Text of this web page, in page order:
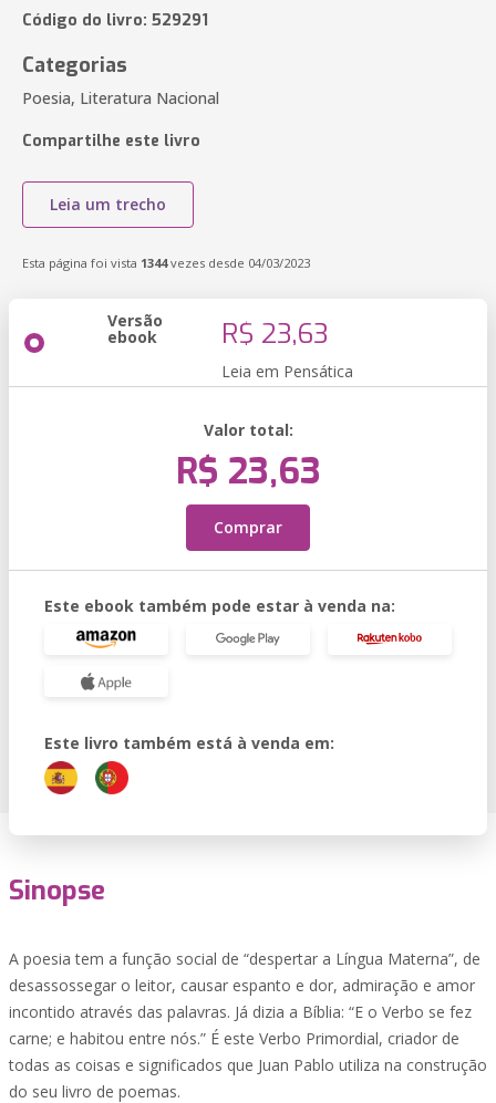
Código do livro: 529291
Categorias
Poesia, Literatura Nacional
Compartilhe este livro
Leia um trecho
Esta página foi vista 1344vezes desde 04/03/2023
Versão
ebook R$ 23,63
Leia em Pensática
Valor total:
R$ 23,63
Comprar
Este ebook também pode estar à venda na:
Este livro também está à venda em:
Sinopse
A poesia tem a função social de “despertar a Língua Materna”, de
desassossegar o leitor, causar espanto e dor, admiração e amor
incontido através das palavras. Já dizia a Bíblia: “E o Verbo se fez
carne; e habitou entre nós.” É este Verbo Primordial, criador de
todas as coisas e significados que Juan Pablo utiliza na construção
do seu livro de poemas.